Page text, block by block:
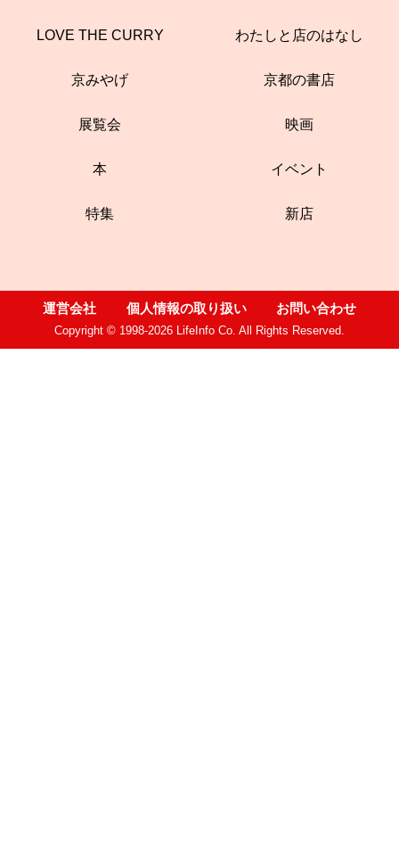
LOVE THE CURRY わたしと店のはなし
京みやげ 京都の書店
展覧会 映画
本 イベント
特集 新店
運営会社 個人情報の取り扱い お問い合わせ
Copyright © 1998-2026 LifeInfo Co. All Rights Reserved.